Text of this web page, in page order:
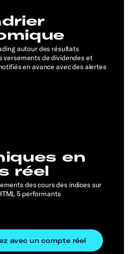
autour des résultats
versements de dividendes et
en avance avec des alertes
en
réel
des cours des indices sur
5 performants